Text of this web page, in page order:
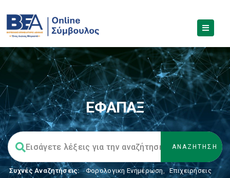
ΕΦΑΠΑΞ
Συχνές Αναζητήσεις: Φορολογικη Ενημέρωση, Επιχειρήσεις